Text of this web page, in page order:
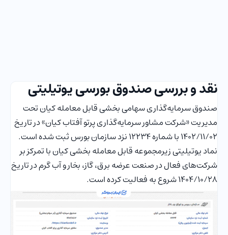
نقد و بررسی صندوق بورسی يوتيليتی
صندوق سرمایه‌گذاری سهامی بخشی قابل معامله کیان تحت
مدیریت «شرکت مشاور سرمایه‌گذاری پرتو آفتاب کیان» در تاریخ
1402/11/02 با شماره 12234 نزد سازمان بورس ثبت شده است.
نماد یوتیلیتی زیرمجموعه قابل معامله بخشی کیان با تمرکز بر
شرکت‌های فعال در صنعت عرضه برق، گاز، بخار و آب گرم در تاریخ
1404/10/28 شروع به فعالیت کرده است.